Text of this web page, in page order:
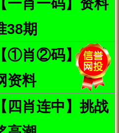
的斑点并不是年龄问题，而是
检查一下自己的身体，你就会明
比如 腹背和手臂内侧，比经常晒
的日晒或者隐性日晒是造成雀
的主要原因，因此预防和减少皮